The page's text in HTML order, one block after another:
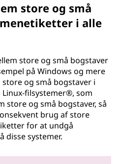
store og små
i alle
store og små bogstaver
på Windows og mere
og små bogstaver i
filsystemer®, som
store og små bogstaver, så
brug af store
for at undgå
disse systemer.